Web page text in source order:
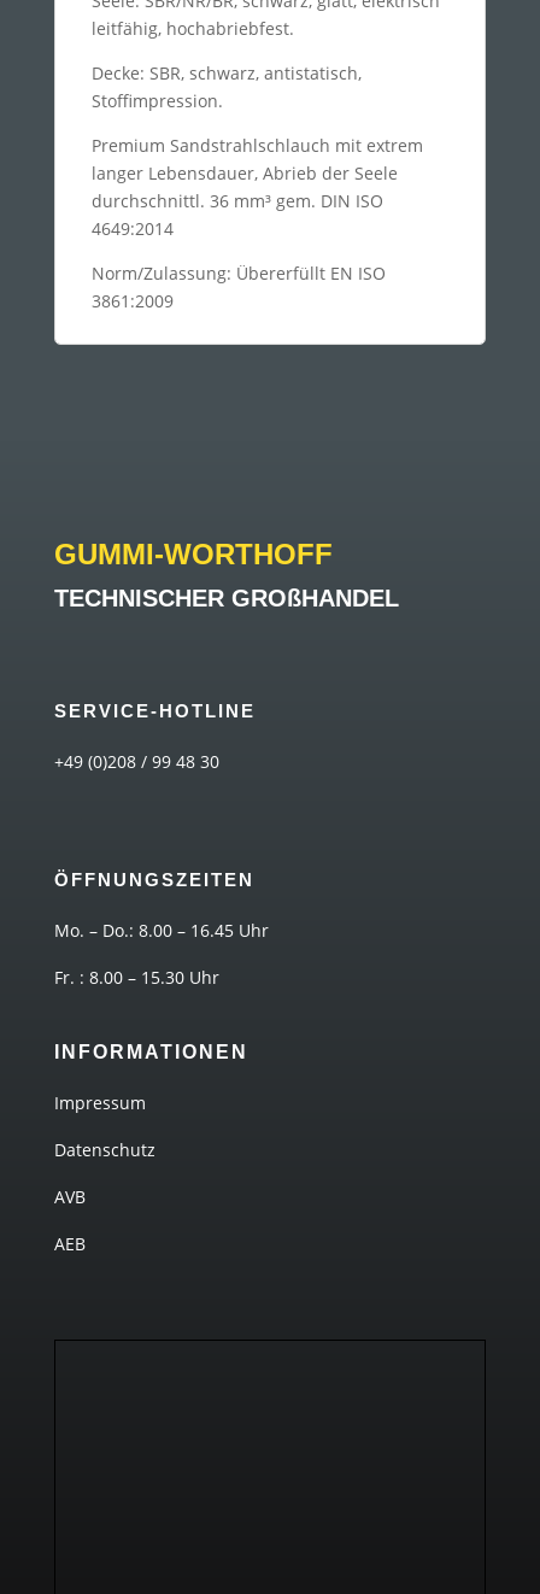
leitfähig, hochabriebfest.
Decke: SBR, schwarz, antistatisch,
Stoffimpression.
Premium Sandstrahlschlauch mit extrem
langer Lebensdauer, Abrieb der Seele
durchschnittl. 36 mm³ gem. DIN ISO
4649:2014
Norm/Zulassung: Übererfüllt EN ISO
3861:2009
GUMMI-WORTHOFF
TECHNISCHER GROßHANDEL
SERVICE-HOTLINE
+49 (0)208 / 99 48 30
ÖFFNUNGSZEITEN
Mo. – Do.: 8.00 – 16.45 Uhr
Fr. : 8.00 – 15.30 Uhr
INFORMATIONEN
Impressum
Datenschutz
AVB
AEB